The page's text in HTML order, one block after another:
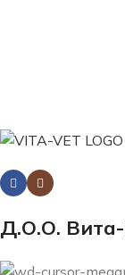
Д.О.О. Вита-